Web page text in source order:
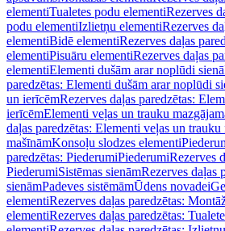
elementiTualetes podu elementiRezerves
podu elementiIzlietņu elementiRezerves
elementiBidē elementiRezerves daļas
elementiPisuāru elementiRezerves daļas
elementiElementi dušām arar noplūdi sienā
paredzētas: Elementi dušām arar noplūdi
un ierīcēmRezerves daļas paredzētas:
ierīcēmElementi veļas un trauku
daļas paredzētas: Elementi veļas un trauku
mašīnāmKonsoļu slodzes elementi
paredzētas: PiederumiPiederumiRezerves
PiederumiSistēmas sienāmRezerves daļas
sienāmPadeves sistēmāmŪdens novadei
elementiRezerves daļas paredzētas:
elementiRezerves daļas paredzētas: